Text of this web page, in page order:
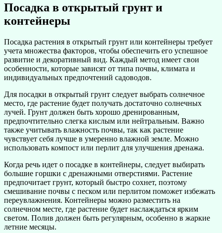
Посадка в открытый грунт и
контейнеры
Посадка растения в открытый грунт или контейнеры требует
учета множества факторов, чтобы обеспечить его успешное
развитие и декоративный вид. Каждый метод имеет свои
особенности, которые зависят от типа почвы, климата и
индивидуальных предпочтений садоводов.
Для посадки в открытый грунт следует выбрать солнечное
место, где растение будет получать достаточно солнечных
лучей. Грунт должен быть хорошо дренированным,
предпочтительно слегка кислым или нейтральным. Важно
также учитывать влажность почвы, так как растение
чувствует себя лучше в умеренно влажной земле. Можно
использовать компост или перлит для улучшения дренажа.
Когда речь идет о посадке в контейнеры, следует выбирать
большие горшки с дренажными отверстиями. Растение
предпочитает грунт, который быстро сохнет, поэтому
смешивание почвы с песком или перлитом поможет избежать
переувлажнения. Контейнеры можно разместить на
солнечном месте, где растение будет наслаждаться ярким
светом. Полив должен быть регулярным, особенно в жаркие
летние месяцы.